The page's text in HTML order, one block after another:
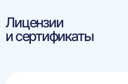
Лицензии
и сертификаты